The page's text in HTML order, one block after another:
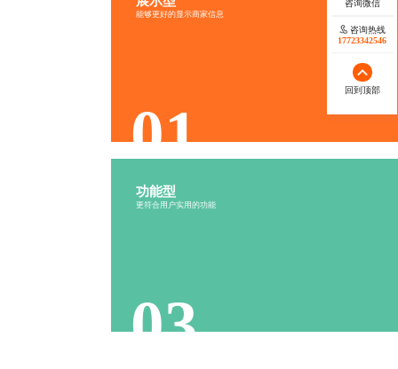
能够更好的显示商家信息
视觉精美
01
功能型
更符合用户实用的功能
03
咨询热线
17723342546
回到顶部